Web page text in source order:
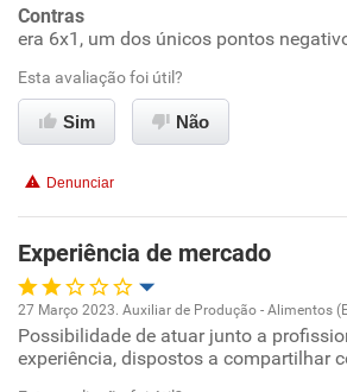
Benefícios
Não recomenda a diretoria
Contras
era 6x1, um dos únicos pontos
Esta avaliação foi útil?
Sim Não
Denunciar
Experiência de mercado
Oportunidade de promoção
27 Março 2023. Auxiliar de Produção - Alimentos
Possibilidade de atuar junto a
experiência, dispostos a compartilhar